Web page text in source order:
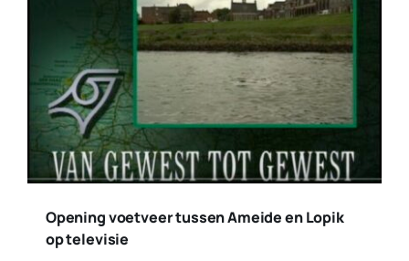
Opening voetveer tussen Ameide en Lopik
op televisie